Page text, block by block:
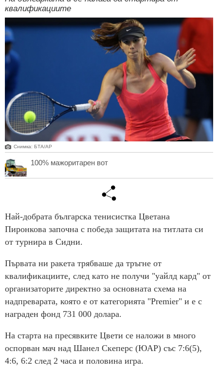
квалификациите
Снимка: БТА/AP
100% мажоритарен вот
Най-добрата българска тенисистка Цветана
Пиронкова започна с победа защитата на титлата си
от турнира в Сидни.
Първата ни ракета трябваше да тръгне от
квалификациите, след като не получи "уайлд кард" от
организаторите директно за основната схема на
надпреварата, която е от категорията "Premier" и е с
награден фонд 731 000 долара.
На старта на пресявките Цвети се наложи в много
оспорван мач над Шанел Скеперс (ЮАР) със 7:6(5),
4:6, 6:2 след 2 часа и половина игра.